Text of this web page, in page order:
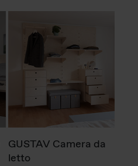
GUSTAV Camera da
letto